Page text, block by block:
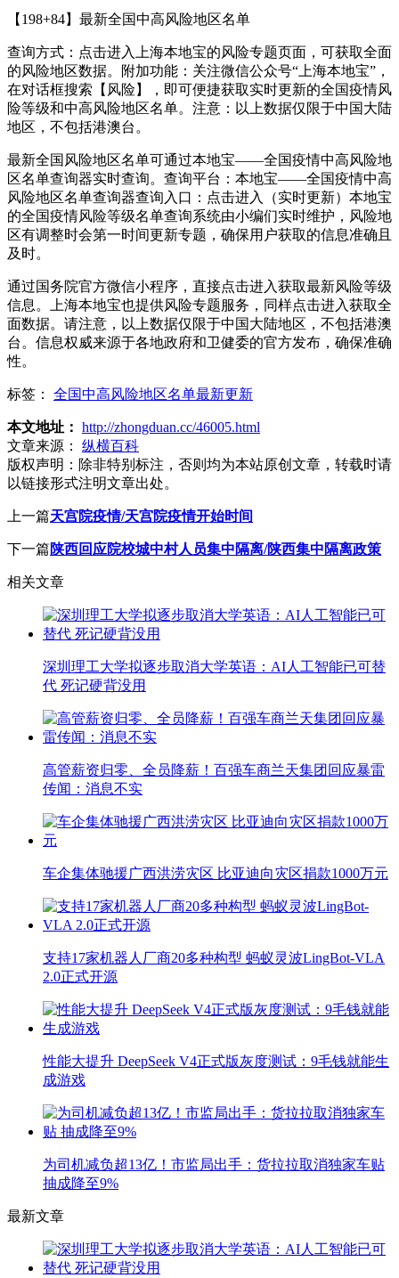
【198+84】最新全国中高风险地区名单
查询方式：点击进入上海本地宝的风险专题页面，可获取全面
的风险地区数据。附加功能：关注微信公众号“上海本地宝”，
在对话框搜索【风险】，即可便捷获取实时更新的全国疫情风
险等级和中高风险地区名单。注意：以上数据仅限于中国大陆
地区，不包括港澳台。
最新全国风险地区名单可通过本地宝——全国疫情中高风险地
区名单查询器实时查询。查询平台：本地宝——全国疫情中高
风险地区名单查询器查询入口：点击进入（实时更新）本地宝
的全国疫情风险等级名单查询系统由小编们实时维护，风险地
区有调整时会第一时间更新专题，确保用户获取的信息准确且
及时。
通过国务院官方微信小程序，直接点击进入获取最新风险等级
信息。上海本地宝也提供风险专题服务，同样点击进入获取全
面数据。请注意，以上数据仅限于中国大陆地区，不包括港澳
台。信息权威来源于各地政府和卫健委的官方发布，确保准确
性。
标签： 全国中高风险地区名单最新更新
本文地址： http://zhongduan.cc/46005.html
文章来源：
纵横百科
版权声明： 除非特别标注，否则均为本站原创文章，转载时请
以链接形式注明文章出处。
上一篇天宫院疫情/天宫院疫情开始时间
下一篇陕西回应院校城中村人员集中隔离/陕西集中隔离政策
相关文章
深圳理工大学拟逐步取消大学英语：AI人工智能已可替
代 死记硬背没用
高管薪资归零、全员降薪！百强车商兰天集团回应暴雷
传闻：消息不实
车企集体驰援广西洪涝灾区 比亚迪向灾区捐款1000万元
支持17家机器人厂商20多种构型 蚂蚁灵波LingBot-VLA
2.0正式开源
性能大提升 DeepSeek V4正式版灰度测试：9毛钱就能生
成游戏
为司机减负超13亿！市监局出手：货拉拉取消独家车贴
抽成降至9%
最新文章